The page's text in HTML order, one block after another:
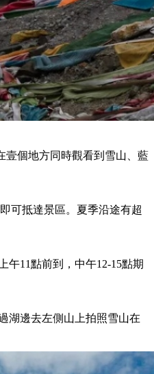
壹個地方同時觀看到雪山、藍
可抵達景區。夏季沿途有超
11點前到，中午12-15點期
湖邊去左側山上拍照雪山在